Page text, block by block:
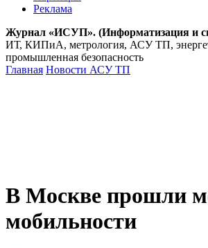
Реклама
Журнал «ИСУП». (Информатизация и
ИТ, КИПиА, метрология, АСУ ТП,
промышленная безопасность
Главная Новости АСУ ТП
В Москве прошли
мобильности